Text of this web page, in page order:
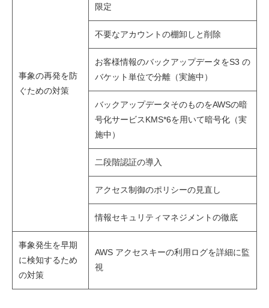
事象の再発を防
ぐための対策
限定
不要なアカウントの棚卸しと削除
お客様情報のバックアップデータをS3 の
バケット単位で分離（実施中）
バックアップデータそのものをAWSの暗
号化サービスKMS*6を用いて暗号化（実
施中）
二段階認証の導入
アクセス制御のポリシーの見直し
情報セキュリティマネジメントの徹底
事象発生を早期
に検知するため
の対策
AWS アクセスキーの利用ログを詳細に監
視